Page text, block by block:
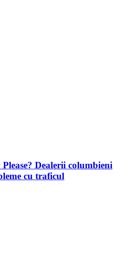
Dealerii columbieni
cu traficul